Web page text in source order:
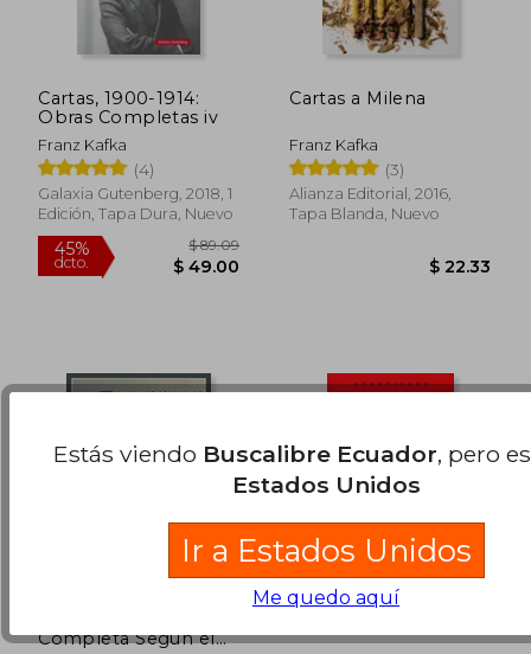
45%
dcto. $ 26.63
45%
dcto.
Cartas, 1900-1914:
Obras Completas iv
Franz Kafka
(4)
Galaxia Gutenberg, 2018, 1
Edición, Tapa Dura, Nuevo
Cartas a Milena
Franz Kafka
(3)
Alianza Editorial, 2016,
Tapa Blanda, Nuevo
Completa Según el
Estás viendo Buscalibre Ecuador, pero
Estados Unidos
Ir a Estados Unidos
Me quedo aquí